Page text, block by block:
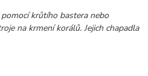
krůtího bastera nebo
na krmení korálů. Jejich chapadla